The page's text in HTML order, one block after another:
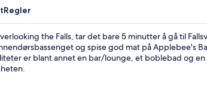
Regler
the Falls, tar det bare 5 minutter å gå til
og spise god mat på Applebee's
er blant annet en bar/lounge, et boblebad og